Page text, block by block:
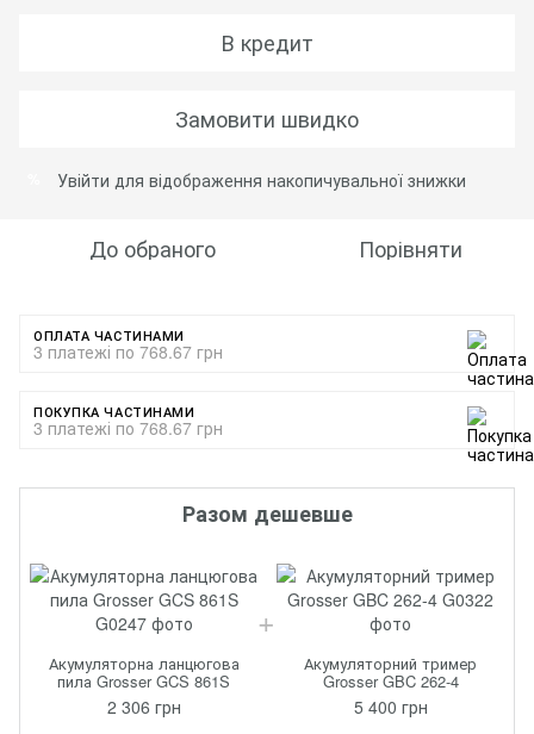
В кредит
Замовити швидко
Увійти для відображення накопичувальної знижки
До обраного Порівняти
ОПЛАТА ЧАСТИНАМИ
3 платежі по 768.67 грн
ПОКУПКА ЧАСТИНАМИ
3 платежі по 768.67 грн
Разом дешевше
Акумуляторна ланцюгова
пила Grosser GCS 861S
2 306 грн
Акумуляторний тример
Grosser GBC 262-4
5 400 грн